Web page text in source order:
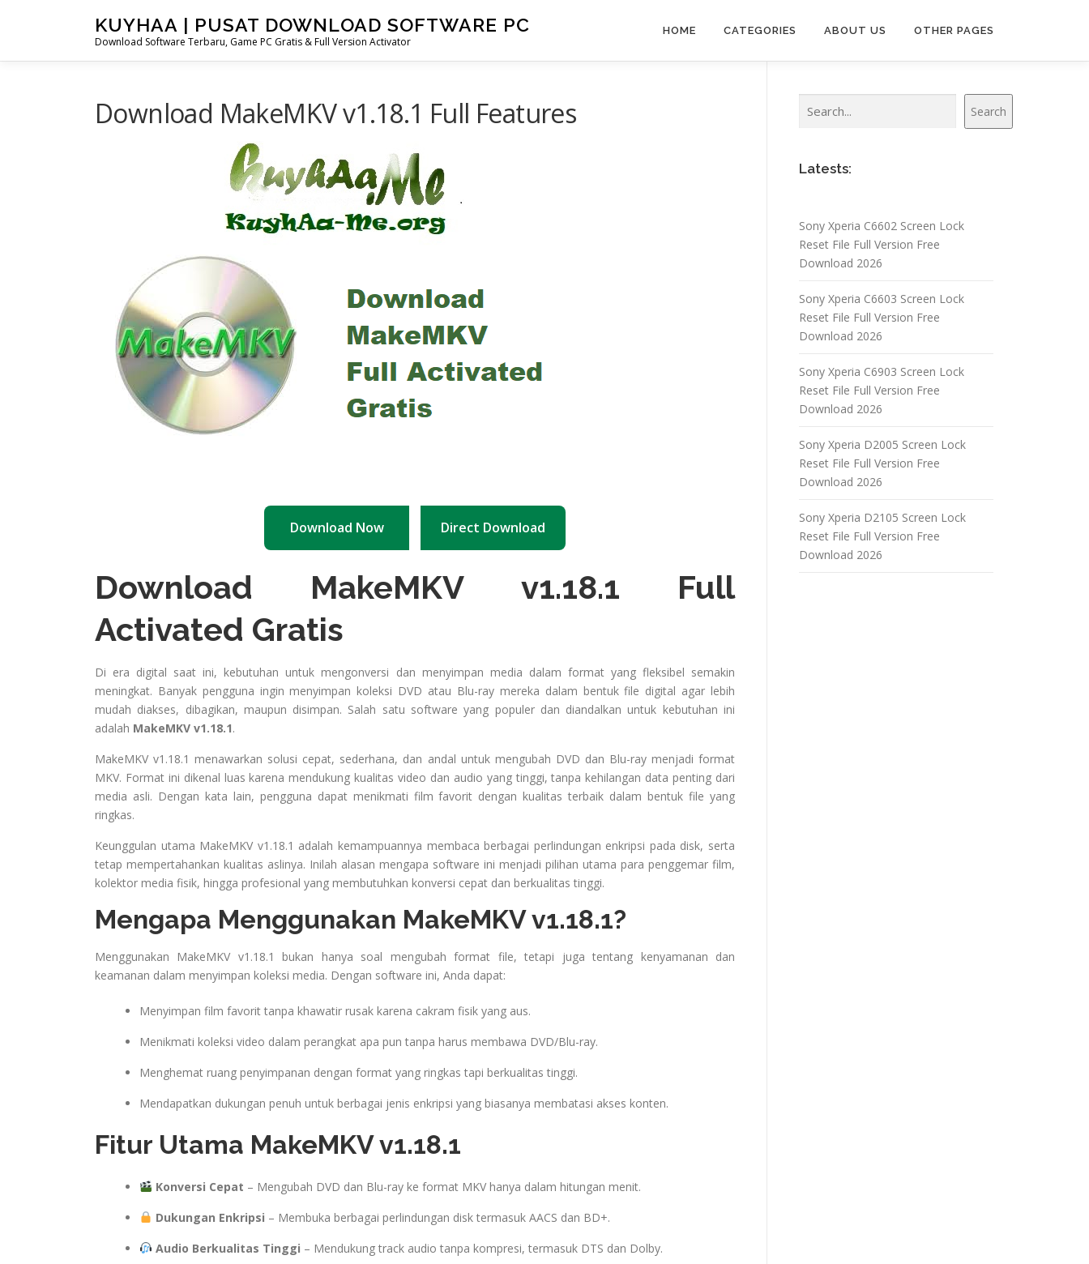
KUYHAA | PUSAT DOWNLOAD SOFTWARE PC
Download Software Terbaru, Game PC Gratis & Full Version Activator
HOME CATEGORIES ABOUT US OTHER PAGES
Download MakeMKV v1.18.1 Full Features
Download Now Direct Download
Download MakeMKV v1.18.1 Full
Activated Gratis
Di era digital saat ini, kebutuhan untuk mengonversi dan menyimpan media dalam format yang fleksibel semakin
meningkat. Banyak pengguna ingin menyimpan koleksi DVD atau Blu-ray mereka dalam bentuk file digital agar lebih
mudah diakses, dibagikan, maupun disimpan. Salah satu software yang populer dan diandalkan untuk kebutuhan ini
adalah MakeMKV v1.18.1.
MakeMKV v1.18.1 menawarkan solusi cepat, sederhana, dan andal untuk mengubah DVD dan Blu-ray menjadi format
MKV. Format ini dikenal luas karena mendukung kualitas video dan audio yang tinggi, tanpa kehilangan data penting dari
media asli. Dengan kata lain, pengguna dapat menikmati film favorit dengan kualitas terbaik dalam bentuk file yang
ringkas.
Keunggulan utama MakeMKV v1.18.1 adalah kemampuannya membaca berbagai perlindungan enkripsi pada disk, serta
tetap mempertahankan kualitas aslinya. Inilah alasan mengapa software ini menjadi pilihan utama para penggemar film,
kolektor media fisik, hingga profesional yang membutuhkan konversi cepat dan berkualitas tinggi.
Mengapa Menggunakan MakeMKV v1.18.1?
Menggunakan MakeMKV v1.18.1 bukan hanya soal mengubah format file, tetapi juga tentang kenyamanan dan
keamanan dalam menyimpan koleksi media. Dengan software ini, Anda dapat:
Menyimpan film favorit tanpa khawatir rusak karena cakram fisik yang aus.
Menikmati koleksi video dalam perangkat apa pun tanpa harus membawa DVD/Blu-ray.
Menghemat ruang penyimpanan dengan format yang ringkas tapi berkualitas tinggi.
Mendapatkan dukungan penuh untuk berbagai jenis enkripsi yang biasanya membatasi akses konten.
Fitur Utama MakeMKV v1.18.1
Konversi Cepat – Mengubah DVD dan Blu-ray ke format MKV hanya dalam hitungan menit.
Dukungan Enkripsi – Membuka berbagai perlindungan disk termasuk AACS dan BD+.
Audio Berkualitas Tinggi – Mendukung track audio tanpa kompresi, termasuk DTS dan Dolby.
Search
Latests:
Sony Xperia C6602 Screen Lock
Reset File Full Version Free
Download 2026
Sony Xperia C6603 Screen Lock
Reset File Full Version Free
Download 2026
Sony Xperia C6903 Screen Lock
Reset File Full Version Free
Download 2026
Sony Xperia D2005 Screen Lock
Reset File Full Version Free
Download 2026
Sony Xperia D2105 Screen Lock
Reset File Full Version Free
Download 2026